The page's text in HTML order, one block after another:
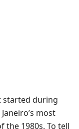
started during
most
the 1980s. To tell